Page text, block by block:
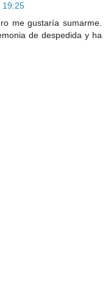
19:25
me gustaría sumarme.
de despedida y ha